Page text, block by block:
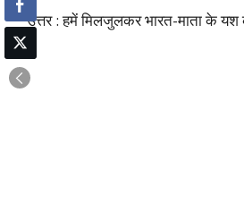
उत्तर : हमें मिलजुलकर भारत-माता के यश